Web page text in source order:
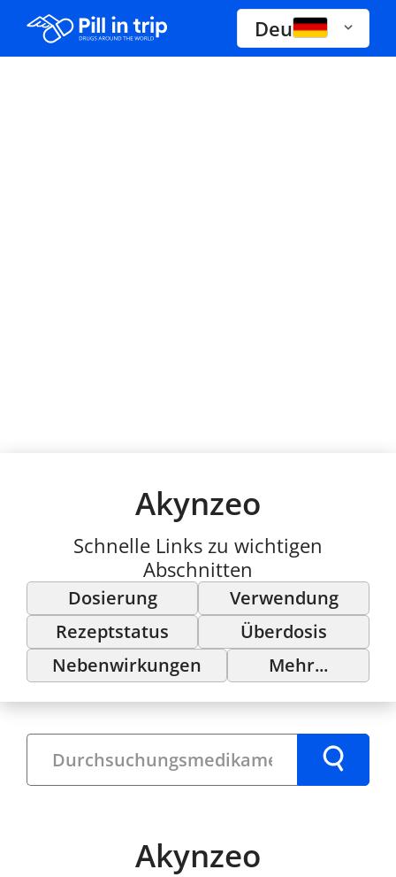
Drogen A-Z Deu
Akynzeo
Schnelle Links zu wichtigen
Abschnitten
Dosierung
Verwendung
Rezeptstatus
Überdosis
Nebenwirkungen
Mehr...
Akynzeo